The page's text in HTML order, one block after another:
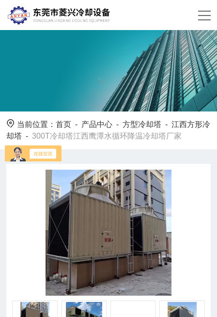
当前位置：首页 - 产品中心 -方型冷却塔 -江西方形冷
却塔 -300T冷却塔江西鹰潭水循环降温冷却塔厂家